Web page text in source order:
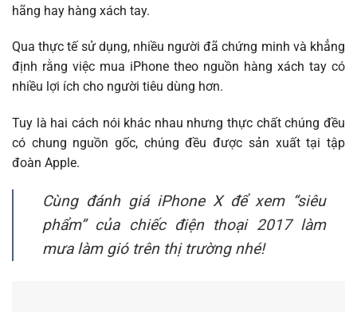
hãng hay hàng xách tay.
Qua thực tế sử dụng, nhiều người đã chứng minh và khẳng
định rằng việc mua iPhone theo nguồn hàng xách tay có
nhiều lợi ích cho người tiêu dùng hơn.
Tuy là hai cách nói khác nhau nhưng thực chất chúng đều
có chung nguồn gốc, chúng đều được sản xuất tại tập
đoàn Apple.
Cùng đánh giá iPhone X để xem “siêu
phẩm” của chiếc điện thoại 2017 làm
mưa làm gió trên thị trường nhé!